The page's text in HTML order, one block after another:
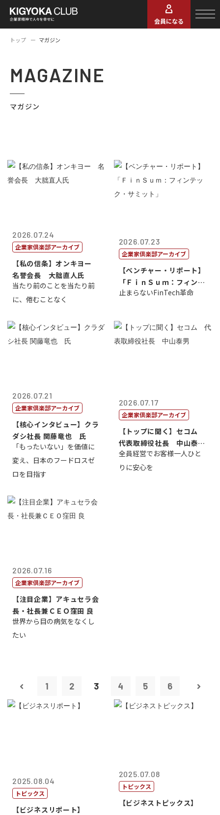
会員になる
トップ マガジン
MAGAZINE
マガジン
2026.07.24
企業家倶楽部アーカイブ
【私の信条】オンキヨー
名誉会長 大朏直人氏
当たり前のことを当たり前
に、倦むことなく
2026.07.23
企業家倶楽部アーカイブ
【ベンチャー・リポート】
「ＦｉｎＳｕｍ：フィンテ
ック・サミッ...
止まらないFinTech革命
2026.07.21
企業家倶楽部アーカイブ
【核心インタビュー】クラ
ダシ社長 関藤竜也 氏
「もったいない」を価値に
変え、日本のフードロスゼ
ロを目指す
2026.07.17
企業家倶楽部アーカイブ
【トップに聞く】セコム
代表取締役社長 中山泰
男
全員経営でお客様一人ひと
りに安心を
2026.07.16
企業家倶楽部アーカイブ
【注目企業】アキュセラ会
長・社長兼ＣＥＯ窪田 良
世界から目の病気をなくし
たい
1 2 3 4 5 6
2025.08.04
トピックス
【ビジネスリポート】
2025.07.08
トピックス
【ビジネストピックス】